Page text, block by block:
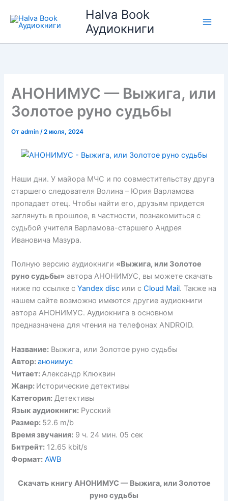
содержимому
Halva Book
Аудиокниги
АНОНИМУС — Выжига, или
Золотое руно судьбы
Отadmin/2 июля, 2024
Наши дни. У майора МЧС и по совместительству друга
старшего следователя Волина – Юрия Варламова
пропадает отец. Чтобы найти его, друзьям придется
заглянуть в прошлое, в частности, познакомиться с
судьбой учителя Варламова-старшего Андрея
Ивановича Мазура.
Полную версию аудиокниги «Выжига, или Золотое
руно судьбы» автора АНОНИМУС, вы можете скачать
ниже по ссылке сYandex disc или сCloud Mail. Также на
нашем сайте возможно имеются другие аудиокниги
автора АНОНИМУС. Аудиокнига в основном
предназначена для чтения на телефонах ANDROID.
Название: Выжига, или Золотое руно судьбы
Автор:анонимус
Читает:Александр Клюквин
Жанр: Исторические детективы
Категория: Детективы
Язык аудиокниги: Русский
Размер: 52.6 m/b
Время звучания: 9 ч. 24 мин. 05 сек
Битрейт: 12.65 kbit/s
Формат: AWB
Скачать книгу АНОНИМУС — Выжига, или Золотое
руно судьбы